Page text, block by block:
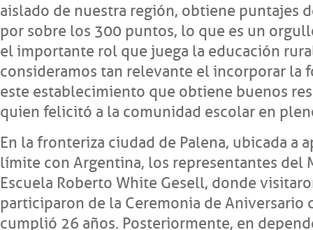
aislado de nuestra región, obtiene puntajes
por sobre los 300 puntos, lo que es un
el importante rol que juega la educación
consideramos tan relevante el incorporar la
este establecimiento que obtiene buenos
quien felicitó a la comunidad escolar en
En la fronteriza ciudad de Palena, ubicada a
límite con Argentina, los representantes del
Escuela Roberto White Gesell, donde
participaron de la Ceremonia de
cumplió 26 años. Posteriormente, en